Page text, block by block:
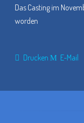
Das Casting im
worden
Drucken E-Mail